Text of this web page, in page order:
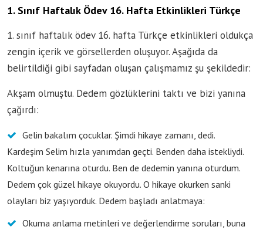
1. Sınıf Haftalık Ödev 16. Hafta Etkinlikleri Türkçe
1. sınıf haftalık ödev 16. hafta Türkçe etkinlikleri oldukça
zengin içerik ve görsellerden oluşuyor. Aşağıda da
belirtildiği gibi sayfadan oluşan çalışmamız şu şekildedir:
Akşam olmuştu. Dedem gözlüklerini taktı ve bizi yanına
çağırdı:
Gelin bakalım çocuklar. Şimdi hikaye zamanı, dedi.
Kardeşim Selim hızla yanımdan geçti. Benden daha istekliydi.
Koltuğun kenarına oturdu. Ben de dedemin yanına oturdum.
Dedem çok güzel hikaye okuyordu. O hikaye okurken sanki
olayları biz yaşıyorduk. Dedem başladı anlatmaya:
Okuma anlama metinleri ve değerlendirme soruları, buna